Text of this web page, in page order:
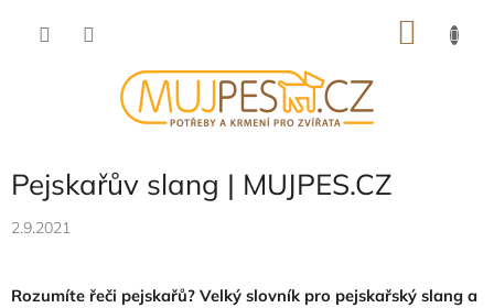
Pejskařův slang | MUJPES.CZ
2.9.2021
Rozumíte řeči pejskařů? Velký slovník pro pejskařský slang a